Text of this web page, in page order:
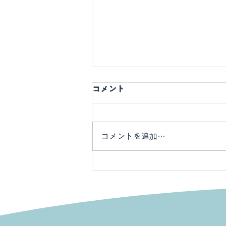
2026年 らぶはんず家族会２
コメント
コメントを追加…